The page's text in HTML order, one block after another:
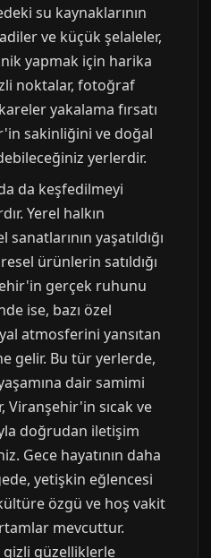
su kaynaklarının
ve küçük şelaleler,
yapmak için harika
noktalar, fotoğraf
yakalama fırsatı
sakinliğini ve doğal
yerlerdir.
da keşfedilmeyi
Yerel halkın
yaşatıldığı
ürünlerin satıldığı
gerçek ruhunu
ise, bazı özel
atmosferini yansıtan
gelir. Bu tür yerlerde,
dair samimi
Viranşehir'in sıcak ve
doğrudan iletişim
Gece hayatının daha
yetişkin eğlencesi
özgü ve hoş vakit
mevcuttur.
güzelliklerle